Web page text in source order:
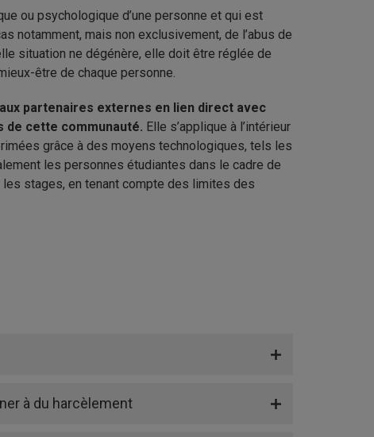
ou psychologique d’une personne et qui est
notamment, mais non exclusivement, de l’abus de
situation ne dégénère, elle doit être réglée de
être de chaque personne.
partenaires externes en lien direct avec
de cette communauté. Elle s’applique à l’intérieur
grâce à des moyens technologiques, tels les
les personnes étudiantes dans le cadre de
stages, en tenant compte des limites des
à du harcèlement